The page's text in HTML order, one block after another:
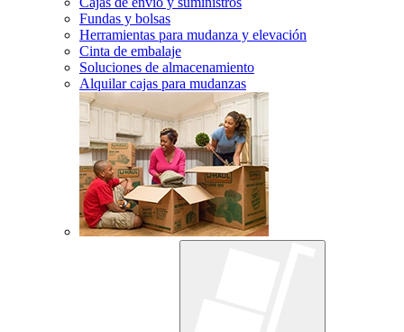
Fundas y bolsas
Herramientas para mudanza y elevación
Cinta de embalaje
Soluciones de almacenamiento
Alquilar cajas para mudanzas